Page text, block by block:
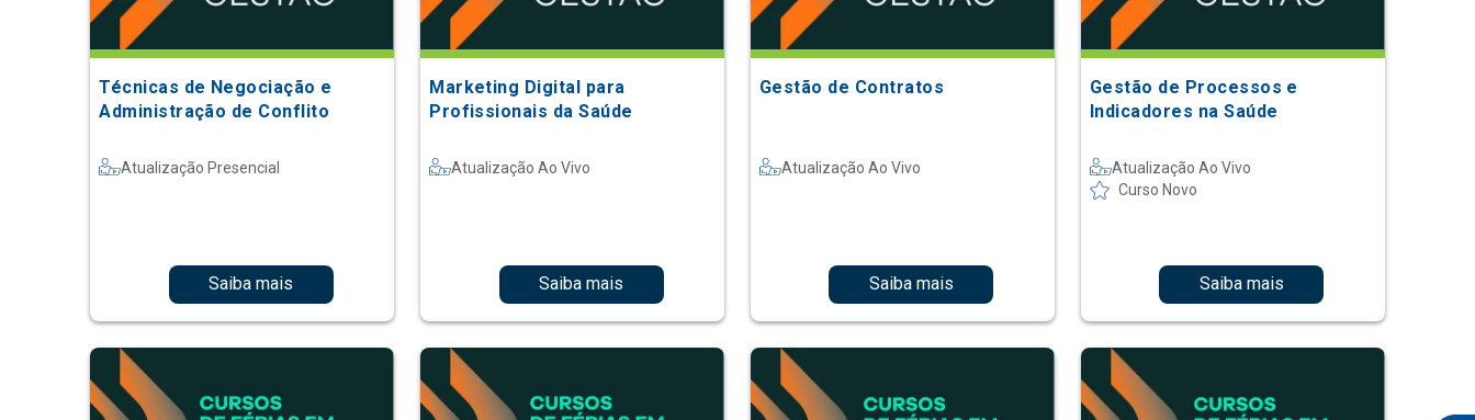
Técnicas de Negociação e
Administração de Conflito
Atualização Presencial
Saiba mais
Marketing Digital para
Profissionais da Saúde
Atualização Ao Vivo
Saiba mais
Gestão de Contratos
Atualização Ao Vivo
Saiba mais
Gestão de Processos e
Indicadores na Saúde
Atualização Ao Vivo
Curso Novo
Saiba mais